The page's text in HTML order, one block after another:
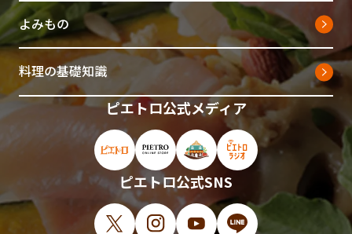
よみもの
料理の基礎知識
ピエトロ公式メディア
ピエトロ公式サイト（新しいウィンドウで
ピエトロオンラインストア（新しい
ピエトロホームタウン（新
ピエトロラジオ（新
ピエトロ公式SNS